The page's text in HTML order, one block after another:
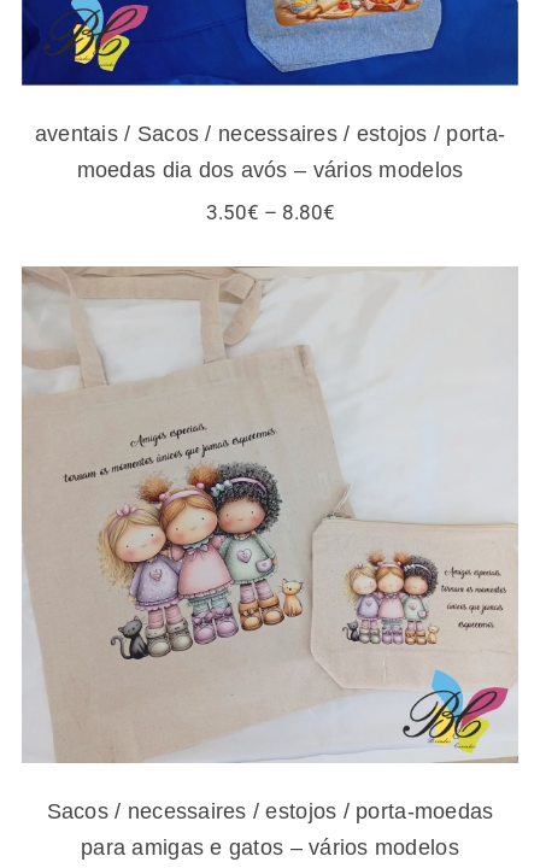
aventais / Sacos / necessaires / estojos / porta-
moedas dia dos avós – vários modelos
3.50€ – 8.80€Price
Sacos / necessaires / estojos / porta-
moedas para amigas e gatos – vários
modelos
Sacos / necessaires / estojos / porta-moedas
para amigas e gatos – vários modelos